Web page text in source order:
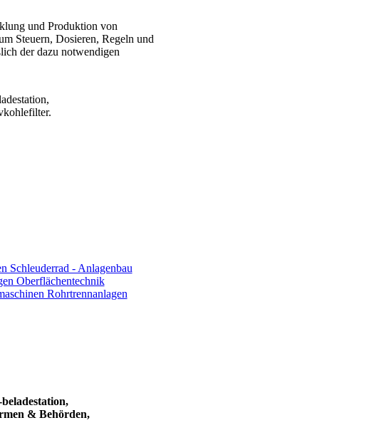
und Produktion von
Steuern, Dosieren, Regeln und
der dazu notwendigen
Schleuderrad - Anlagenbau
Oberflächentechnik
Rohrtrennanlagen
& Behörden,